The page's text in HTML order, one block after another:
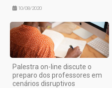
10/08/2020
Palestra on-line discute o
preparo dos professores em
cenários disruptivos